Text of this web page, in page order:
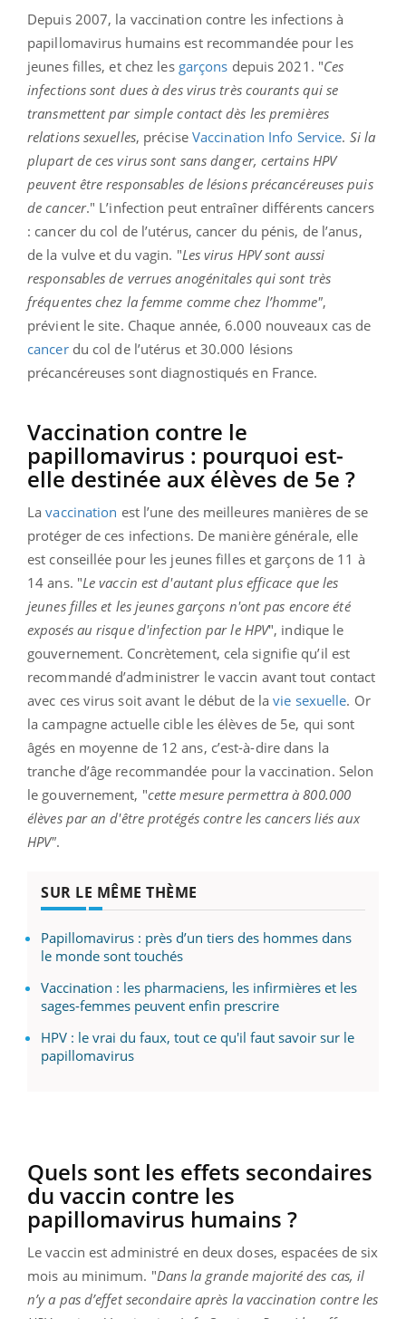
Depuis 2007, la vaccination contre les infections à
papillomavirus humains est recommandée pour les
jeunes filles, et chez les garçons depuis 2021. "Ces
infections sont dues à des virus très courants qui se
transmettent par simple contact dès les premières
relations sexuelles, précise Vaccination Info Service. Si la
plupart de ces virus sont sans danger, certains HPV
peuvent être responsables de lésions précancéreuses puis
de cancer." L’infection peut entraîner différents cancers
: cancer du col de l’utérus, cancer du pénis, de l’anus,
de la vulve et du vagin. "Les virus HPV sont aussi
responsables de verrues anogénitales qui sont très
fréquentes chez la femme comme chez l’homme",
prévient le site. Chaque année, 6.000 nouveaux cas de
cancerdu col de l’utérus et 30.000 lésions
précancéreuses sont diagnostiqués en France.
Vaccination contre le
papillomavirus : pourquoi est-
elle destinée aux élèves de 5e ?
Lavaccination est l’une des meilleures manières de se
protéger de ces infections. De manière générale, elle
est conseillée pour les jeunes filles et garçons de 11 à
14 ans. "Le vaccin est d'autant plus efficace que les
jeunes filles et les jeunes garçons n'ont pas encore été
exposés au risque d'infection par le HPV", indique le
gouvernement. Concrètement, cela signifie qu’il est
recommandé d’administrer le vaccin avant tout contact
avec ces virus soit avant le début de lavie sexuelle. Or
la campagne actuelle cible les élèves de 5e, qui sont
âgés en moyenne de 12 ans, c’est-à-dire dans la
tranche d’âge recommandée pour la vaccination. Selon
le gouvernement, "cette mesure permettra à 800.000
élèves par an d'être protégés contre les cancers liés aux
HPV".
SUR LE MÊME THÈME
Papillomavirus : près d’un tiers des hommes dans
le monde sont touchés
Vaccination : les pharmaciens, les infirmières et les
sages-femmes peuvent enfin prescrire
HPV : le vrai du faux, tout ce qu'il faut savoir sur le
papillomavirus
Quels sont les effets secondaires
du vaccin contre les
papillomavirus humains ?
Le vaccin est administré en deux doses, espacées de six
mois au minimum. "Dans la grande majorité des cas, il
n’y a pas d’effet secondaire après la vaccination contre les